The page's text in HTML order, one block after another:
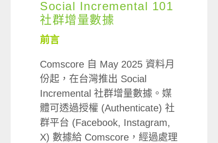
Social Incremental 101
社群增量數據
前言
Comscore 自 May 2025 資料月
份起，在台灣推出 Social
Incremental 社群增量數據。媒
體可透過授權 (Authenticate) 社
群平台 (Facebook, Instagram,
X) 數據給 Comscore，經過處理